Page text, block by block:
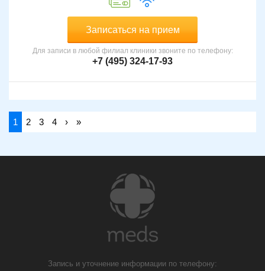
Записаться на прием
Для записи в любой филиал клиники звоните по телефону:
+7 (495) 324-17-93
1 2 3 4 › »
Запись и уточнение информации по телефону: